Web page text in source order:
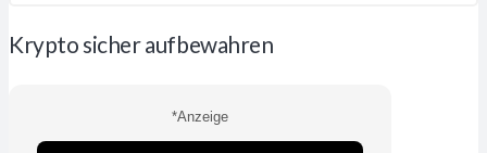
Krypto sicher aufbewahren
*Anzeige